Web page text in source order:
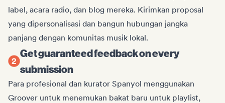
label, acara radio, dan blog mereka. Kirimkan proposal
yang dipersonalisasi dan bangun hubungan jangka
panjang dengan komunitas musik lokal.
Get guaranteed feedback on every
submission
Para profesional dan kurator Spanyol menggunakan
Groover untuk menemukan bakat baru untuk playlist,